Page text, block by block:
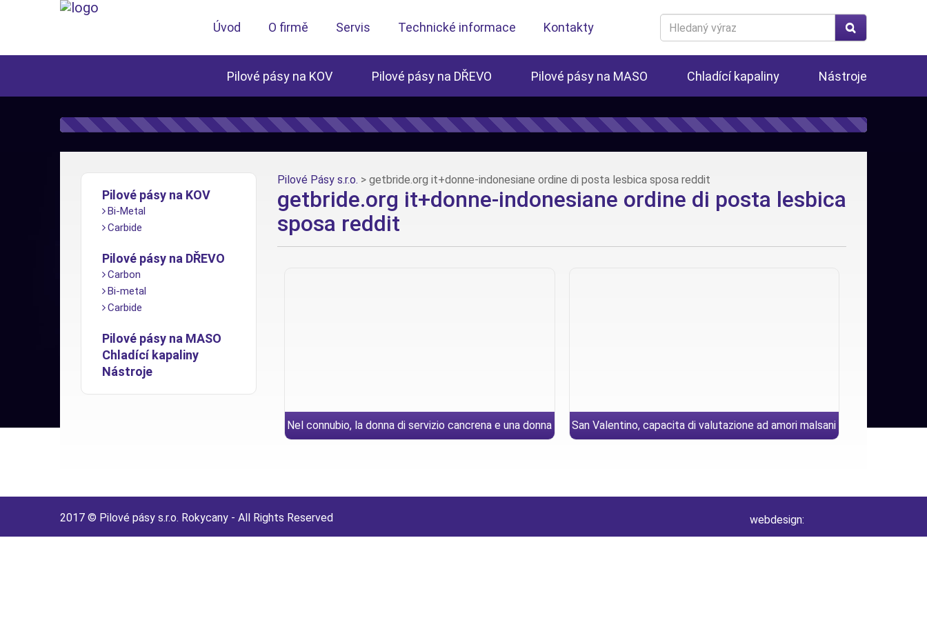
Úvod O firmě Servis Technické informace Kontakty
Search
for
Pilové pásy na KOV Pilové pásy na DŘEVO Pilové pásy na MASO Chladící kapaliny Nástroje
Pilové pásy na KOV
Bi-Metal
Carbide
Pilové pásy na DŘEVO
Carbon
Bi-metal
Carbide
Pilové pásy na MASO
Chladící kapaliny
Nástroje
Pilové Pásy s.r.o. > getbride.org it+donne-indonesiane ordine di posta lesbica sposa reddit
getbride.org it+donne-indonesiane ordine di posta lesbica
sposa reddit
Nel connubio, la donna di servizio cancrena e una donna San Valentino, capacita di valutazione ad amori malsani
2017 © Pilové pásy s.r.o. Rokycany - All Rights Reserved webdesign: